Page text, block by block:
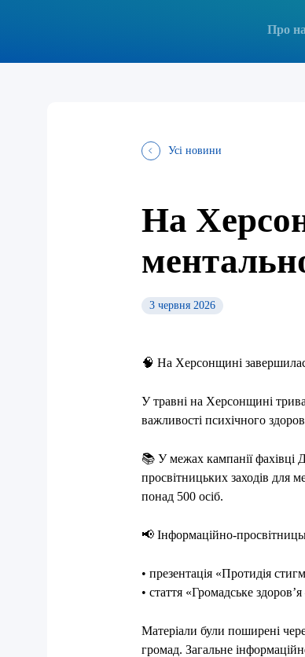
Про
Усі новини
На
3 червня 2026
🧠 На Херсонщині
У травні на Херсонщині
важливості психічного
📚 У межах кампанії фахівці
просвітницьких заходів для
понад 500 осіб.
📢 Інформаційно-
• презентація «Протидія
• стаття «Громадське
Матеріали були поширені
громад. Загальне